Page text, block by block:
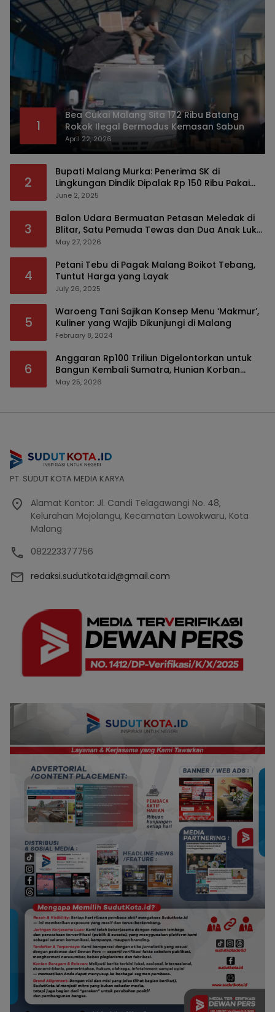
1
Bea Cukai Malang Sita 172 Ribu Batang
Rokok Ilegal Bermodus Kemasan Sabun
April 22, 2026
2
Bupati Malang Murka: Penerima SK di
Lingkungan Dindik Dipalak Rp 150 Ribu Pakai
Modus Tumpengan, KPK Turut Pantau
June 2, 2025
3
Balon Udara Bermuatan Petasan Meledak di
Blitar, Satu Pemuda Tewas dan Dua Anak Luka
Serius
May 27, 2026
4
Petani Tebu di Pagak Malang Boikot Tebang,
Tuntut Harga yang Layak
July 26, 2025
5
Waroeng Tani Sajikan Konsep Menu ‘Makmur’,
Kuliner yang Wajib Dikunjungi di Malang
February 8, 2024
6
Anggaran Rp100 Triliun Digelontorkan untuk
Bangun Kembali Sumatra, Hunian Korban
Bencana Bakal Difokuskan
May 25, 2026
PT. SUDUT KOTA MEDIA KARYA
Alamat Kantor: Jl. Candi Telagawangi No. 48,
Kelurahan Mojolangu, Kecamatan Lowokwaru, Kota
Malang
082223377756
redaksi.sudutkota.id@gmail.com